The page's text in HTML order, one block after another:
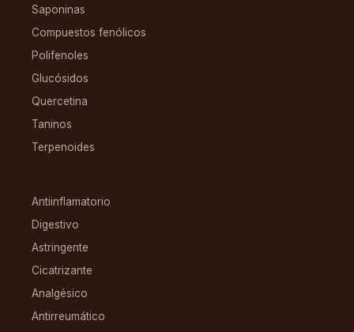
Saponinas
Compuestos fenólicos
Polifenoles
Glucósidos
Quercetina
Taninos
Terpenoides
Antiinflamatorio
Digestivo
Astringente
Cicatrizante
Analgésico
Antirreumático